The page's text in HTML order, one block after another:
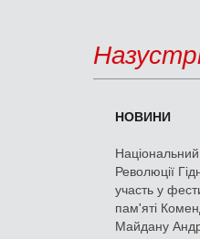
НОВИНИ
Революції
участь у
пам'яті
Майдану